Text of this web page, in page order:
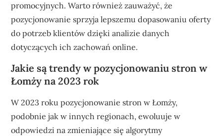
promocyjnych. Warto również zauważyć, że
pozycjonowanie sprzyja lepszemu dopasowaniu oferty
do potrzeb klientów dzięki analizie danych
dotyczących ich zachowań online.
Jakie są trendy w pozycjonowaniu stron w
Łomży na 2023 rok
W 2023 roku pozycjonowanie stron w Łomży,
podobnie jak w innych regionach, ewoluuje w
odpowiedzi na zmieniające się algorytmy